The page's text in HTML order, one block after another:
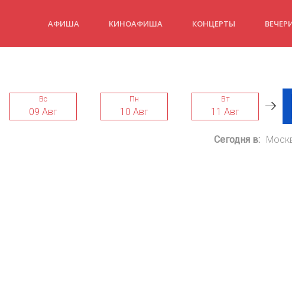
АФИША КИНОАФИША КОНЦЕРТЫ
Вс
09 Авг
Пн
10 Авг
Вт
11 Авг
Сегодня в: